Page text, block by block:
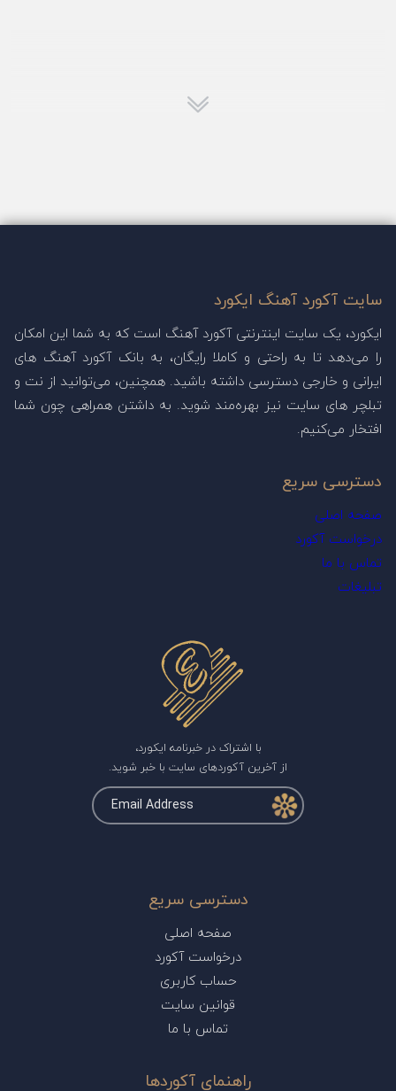
سایت آکورد آهنگ ایکورد
ایکورد، یک سایت اینترنتی آکورد آهنگ است که به شما این امکان
را می‌دهد تا به راحتی و کاملا رایگان، به بانک آکورد آهنگ های
ایرانی و خارجی دسترسی داشته باشید. همچنین، می‌توانید از نت و
تبلچر های سایت نیز بهره‌مند شوید. به داشتن همراهی چون شما
افتخار می‌کنیم.
دسترسی سریع
صفحه اصلی
درخواست آکورد
تماس با ما
تبلیغات
با اشتراک در خبرنامه ایکورد،
از آخرین آکوردهای سایت با خبر شوید.
دسترسی سریع
صفحه اصلی
درخواست آکورد
حساب کاربری
قوانین سایت
تماس با ما
راهنمای آکوردها